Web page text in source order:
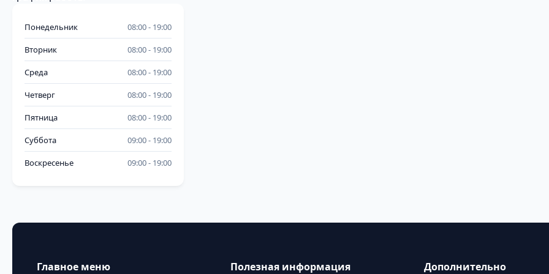
Понедельник 08:00 19:00
Вторник 08:00 19:00
Среда 08:00 19:00
Четверг 08:00 19:00
Пятница 08:00 19:00
Суббота 09:00 19:00
Воскресенье 09:00 19:00
Главное меню Полезная информация Дополнительно